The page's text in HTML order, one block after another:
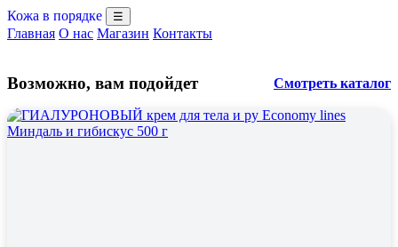
Кожа в порядке ☰
Главная О нас Магазин Контакты
Возможно, вам подойдет Смотреть каталог